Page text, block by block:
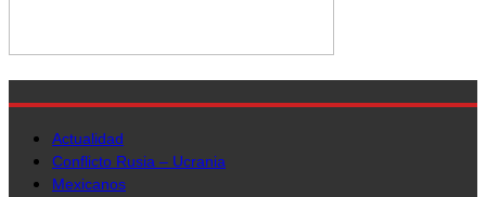
Actualidad
Conflicto Rusia – Ucrania
Mexicanos